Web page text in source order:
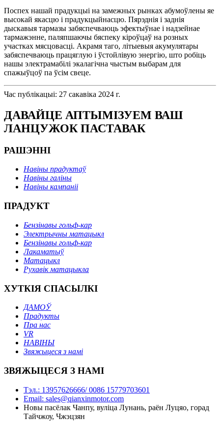
Поспех нашай прадукцыі на замежных рынках абумоўлены яе
высокай якасцю і прадукцыйнасцю. Пярэднія і заднія
дыскавыя тармазы забяспечваюць эфектыўнае і надзейнае
тармажэнне, паляпшаючы бяспеку кіроўцаў на розных
участках мясцовасці. Акрамя таго, літыевыя акумулятары
забяспечваюць працяглую і ўстойлівую энергію, што робіць
нашы электрамабілі экалагічна чыстым выбарам для
спажыўцоў па ўсім свеце.
Час публікацыі: 27 сакавіка 2024 г.
ДАВАЙЦЕ АПТЫМІЗУЕМ ВАШ
ЛАНЦУЖОК ПАСТАВАК
РАШЭННІ
Навіны прадуктаў
Навіны галіны
Навіны кампаніі
ПРАДУКТ
Бензінавы гольф-кар
Электрычны матацыкл
Бензінавы гольф-кар
Лакаматыў
Матацыкл
Рухавік матацыкла
ХУТКІЯ СПАСЫЛКІ
ДАМОЎ
Прадукты
Пра нас
VR
НАВІНЫ
Звяжыцеся з намі
ЗВЯЖЫЦЕСЯ З НАМІ
Тэл.: 13957626666/ 0086 15779703601
Email: sales@qianxinmotor.com
Новы пасёлак Чанпу, вуліца Лунань, раён Луцяо, горад
Тайчжоу, Чжэцзян